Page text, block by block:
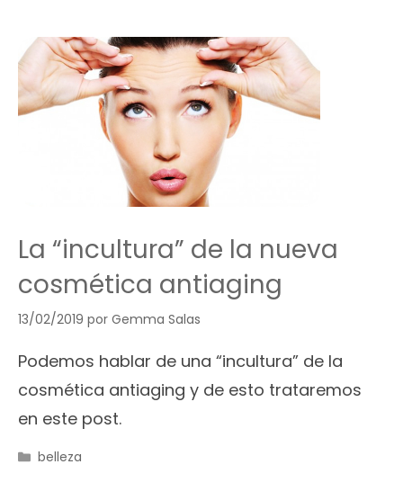
La “incultura” de la nueva
cosmética antiaging
13/02/2019 por Gemma Salas
Podemos hablar de una “incultura” de la
cosmética antiaging y de esto trataremos
en este post.
Categorías
belleza